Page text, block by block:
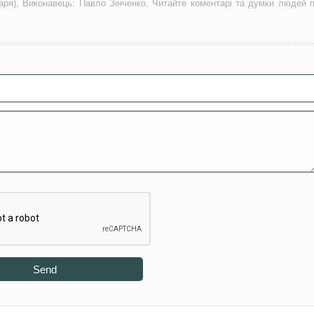
Виконавець: Павло Зінченко, Читайте коментарі та думки людей
Send